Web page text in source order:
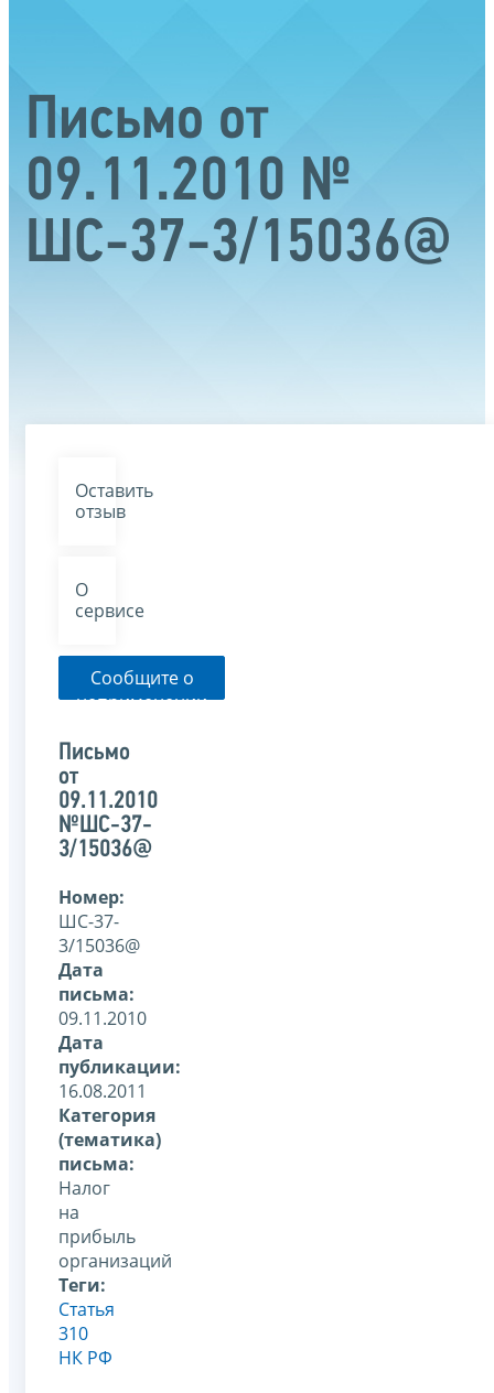
Письмо от
09.11.2010 №
ШС-37-3/15036@
Оставить
отзыв
О
сервисе
Сообщите о
неприменении
органом
письма
Письмо
от
09.11.2010
№ШС-37-
3/15036@
Номер:
ШС-37-
3/15036@
Дата
письма:
09.11.2010
Дата
публикации:
16.08.2011
Категория
(тематика)
письма:
Налог
на
прибыль
организаций
Теги:
Статья
310
НК РФ